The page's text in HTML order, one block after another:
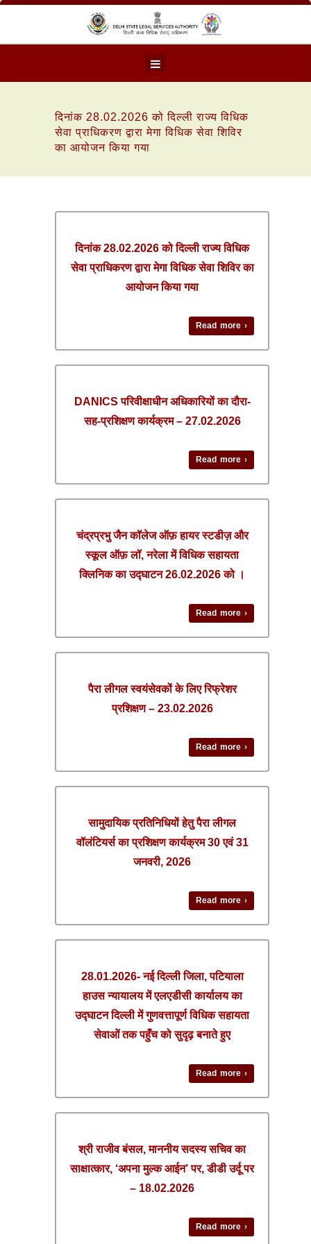
दिनांक 28.02.2026 को दिल्ली राज्य विधिक
सेवा प्राधिकरण द्वारा मेगा विधिक सेवा शिविर
का आयोजन किया गया
दिनांक 28.02.2026 को दिल्ली राज्य विधिक
सेवा प्राधिकरण द्वारा मेगा विधिक सेवा शिविर का
आयोजन किया गया
Read more ›
DANICS परिवीक्षाधीन अधिकारियों का दौरा-
सह-प्रशिक्षण कार्यक्रम – 27.02.2026
Read more ›
चंद्रप्रभु जैन कॉलेज ऑफ़ हायर स्टडीज़ और
स्कूल ऑफ़ लॉ, नरेला में विधिक सहायता
क्लिनिक का उद्घाटन 26.02.2026 को ।
Read more ›
पैरा लीगल स्वयंसेवकों के लिए रिफ्रेशर
प्रशिक्षण – 23.02.2026
Read more ›
सामुदायिक प्रतिनिधियों हेतु पैरा लीगल
वॉलंटियर्स का प्रशिक्षण कार्यक्रम 30 एवं 31
जनवरी, 2026
Read more ›
28.01.2026- नई दिल्ली जिला, पटियाला
हाउस न्यायालय में एलएडीसी कार्यालय का
उद्घाटन दिल्ली में गुणवत्तापूर्ण विधिक सहायता
सेवाओं तक पहुँच को सुदृढ़ बनाते हुए
Read more ›
श्री राजीव बंसल, माननीय सदस्य सचिव का
साक्षात्कार, ‘अपना मुल्क आईन’ पर, डीडी उर्दू पर
– 18.02.2026
Read more ›